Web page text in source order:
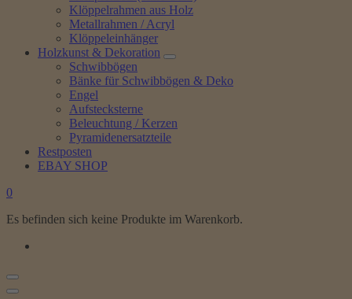
Klöppelrahmen aus Holz
Metallrahmen / Acryl
Klöppeleinhänger
Holzkunst & Dekoration
Schwibbögen
Bänke für Schwibbögen & Deko
Engel
Aufstecksterne
Beleuchtung / Kerzen
Pyramidenersatzteile
Restposten
EBAY SHOP
0
Es befinden sich keine Produkte im Warenkorb.